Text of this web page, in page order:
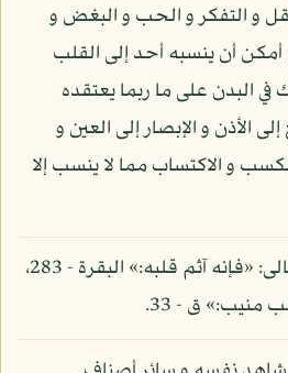
و التفكر و الحب و البغض و
أن ينسبه أحد إلى القلب
في البدن على ما ربما يعتقده
الأذن و الإبصار إلى العين و
و الاكتساب مما لا ينسب إلا
و نظير هذه الآية قوله تعالى: «فإنه آثم قلبه:» البقرة - 283،
منيب:» ق - 33.